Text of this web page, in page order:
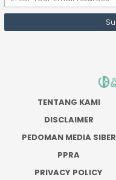
TENTANG KAMI
DISCLAIMER
PEDOMAN MEDIA SIBER
PPRA
PRIVACY POLICY